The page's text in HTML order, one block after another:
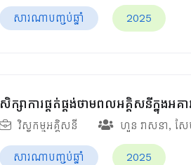
សារណាបញ្ចប់ឆ្នាំ 2025
សិក្សាការផ្គត់ផ្គង់ថាមពលអគ្គិសនីក្នុង
វិស្វកម្មអគ្គិសនី ហួន​ វាសនា, សែ
សារណាបញ្ចប់ឆ្នាំ 2025